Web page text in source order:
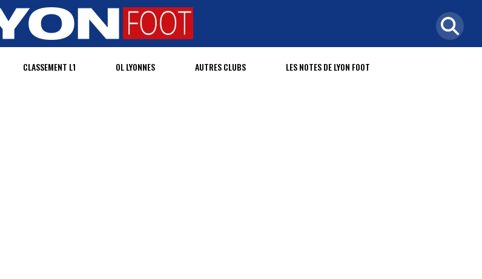
CLASSEMENT L1 OL LYONNES AUTRES CLUBS LES NOTES DE LYON FOOT